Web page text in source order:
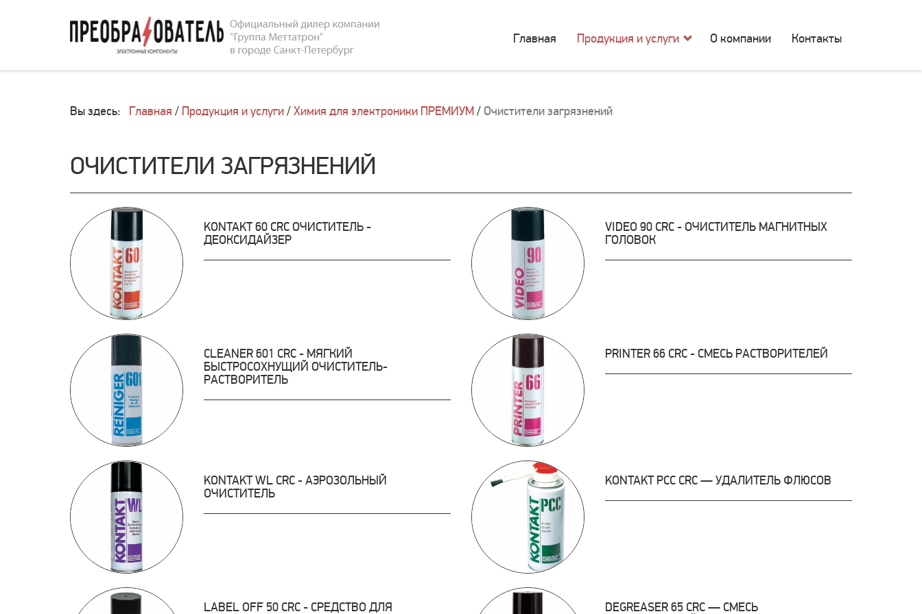
Главная Продукция и услуги О компании Контакты
Вы здесь: Главная / Продукция и услуги/Химия для электроники ПРЕМИУМ/ Очистители загрязнений
ОЧИСТИТЕЛИ ЗАГРЯЗНЕНИЙ
KONTAKT 60 CRC ОЧИСТИТЕЛЬ -
ДЕОКСИДАЙЗЕР
VIDEO 90 CRC - ОЧИСТИТЕЛЬ МАГНИТНЫХ
ГОЛОВОК
CLEANER 601 CRC - МЯГКИЙ
БЫСТРОСОХНУЩИЙ ОЧИСТИТЕЛЬ-
РАСТВОРИТЕЛЬ
PRINTER 66 CRC - СМЕСЬ РАСТВОРИТЕЛЕЙ
KONTAKT WL CRC - AЭРОЗОЛЬНЫЙ
ОЧИСТИТЕЛЬ
KONTAKT PCC CRC — УДАЛИТЕЛЬ ФЛЮСОВ
LABEL OFF 50 CRC - СРЕДСТВО ДЛЯ
DEGREASER 65 CRC — СМЕСЬ